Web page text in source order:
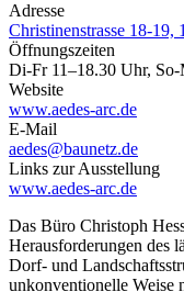
Adresse
Christinenstrasse 18-19,
Öffnungszeiten
Di-Fr 11–18.30 Uhr,
Website
www.aedes-arc.de
E-Mail
aedes@baunetz.de
Links zur Ausstellung
www.aedes-arc.de
Das Büro Christoph
Herausforderungen des
Dorf- und
unkonventionelle Weise